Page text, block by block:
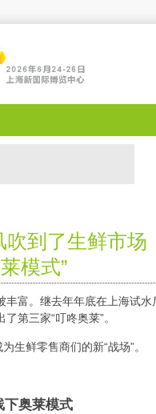
吹到了生鲜市场
模式”
丰富。继去年年底在上海试水
第三家“叮咚奥莱”。
生鲜零售商们的新“战场”。
下奥莱模式